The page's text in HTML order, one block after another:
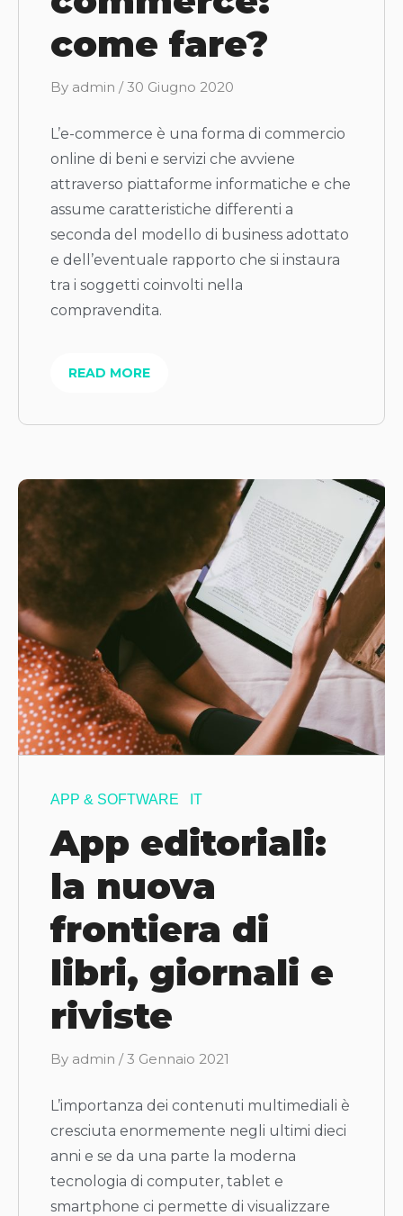
come fare?
B
By admin /30 Giugno 2020
L’e-commerce è una forma di commercio
online di beni e servizi che avviene
attraverso piattaforme informatiche e che
assume caratteristiche differenti a
seconda del modello di business adottato
e dell’eventuale rapporto che si instaura
tra i soggetti coinvolti nella
compravendita.
READ MORE
APP & SOFTWARE IT
App editoriali:
la nuova
frontiera di
libri, giornali e
riviste
B
By admin /3 Gennaio 2021
L’importanza dei contenuti multimediali è
cresciuta enormemente negli ultimi dieci
anni e se da una parte la moderna
tecnologia di computer, tablet e
smartphone ci permette di visualizzare